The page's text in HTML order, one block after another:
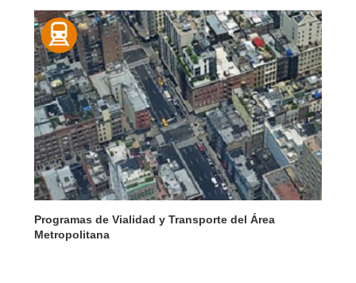
Programas de Vialidad y Transporte del Área
Metropolitana